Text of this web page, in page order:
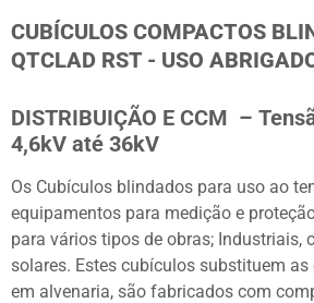
CUBÍCULOS COMPACTOS
QTCLAD RST - USO
DISTRIBUIÇÃO E CCM –
4,6kV até 36kV
Os Cubículos blindados para uso ao
equipamentos para medição e
para vários tipos de obras; Industriais,
solares. Estes cubículos substituem as
em alvenaria, são fabricados com